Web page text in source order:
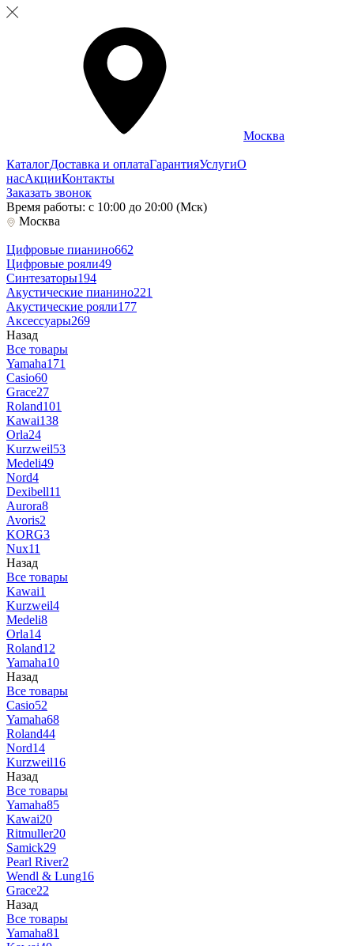
Москва
КаталогДоставка и оплатаГарантияУслугиО
насАкцииКонтакты
Заказать звонок
Время работы: с 10:00 до 20:00 (Мск)
Москва
Цифровые пианино662
Цифровые рояли49
Синтезаторы194
Акустические пианино221
Акустические рояли177
Аксессуары269
Назад
Все товары
Yamaha171
Casio60
Grace27
Roland101
Kawai138
Orla24
Kurzweil53
Medeli49
Nord4
Dexibell11
Aurora8
Avoris2
KORG3
Nux11
Назад
Все товары
Kawai1
Kurzweil4
Medeli8
Orla14
Roland12
Yamaha10
Назад
Все товары
Casio52
Yamaha68
Roland44
Nord14
Kurzweil16
Назад
Все товары
Yamaha85
Kawai20
Ritmuller20
Samick29
Pearl River2
Wendl & Lung16
Grace22
Назад
Все товары
Yamaha81